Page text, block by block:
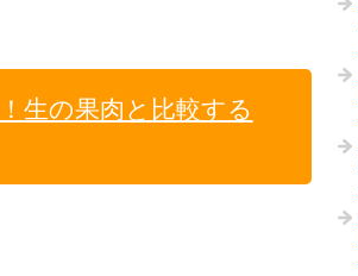
生の果肉と比較する